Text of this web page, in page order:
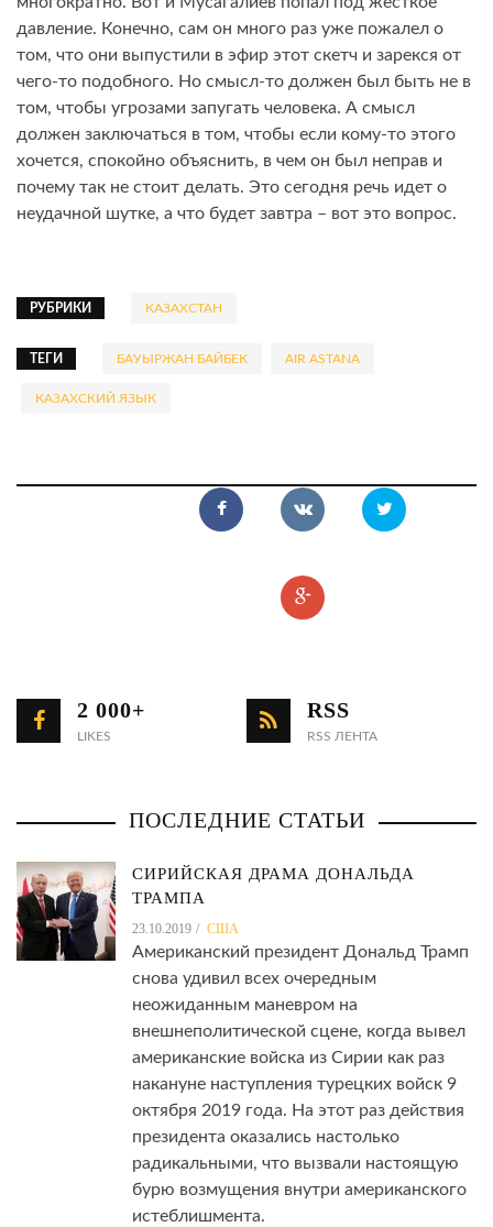
давление. Конечно, сам он много раз уже пожалел о
том, что они выпустили в эфир этот скетч и зарекся от
чего-то подобного. Но смысл-то должен был быть не в
том, чтобы угрозами запугать человека. А смысл
должен заключаться в том, чтобы если кому-то этого
хочется, спокойно объяснить, в чем он был неправ и
почему так не стоит делать. Это сегодня речь идет о
неудачной шутке, а что будет завтра – вот это вопрос.
РУБРИКИ КАЗАХСТАН
ТЕГИ БАУЫРЖАН БАЙБЕК AIR ASTANA
КАЗАХСКИЙ ЯЗЫК
2 000+
LIKES
RSS
RSS ЛЕНТА
ПОСЛЕДНИЕ СТАТЬИ
СИРИЙСКАЯ ДРАМА ДОНАЛЬДА
ТРАМПА
23.10.2019 США
Американский президент Дональд Трамп
снова удивил всех очередным
неожиданным маневром на
внешнеполитической сцене, когда вывел
американские войска из Сирии как раз
накануне наступления турецких войск 9
октября 2019 года. На этот раз действия
президента оказались настолько
радикальными, что вызвали настоящую
бурю возмущения внутри американского
истеблишмента.